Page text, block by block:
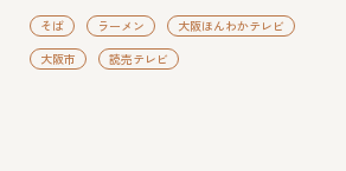
そば ラーメン 大阪ほんわかテレビ
大阪市 読売テレビ